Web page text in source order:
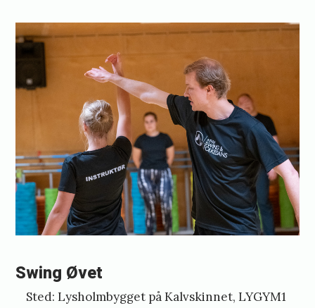
i
n
d
l
s
g
d
Swing Øvet
Sted: Lysholmbygget på Kalvskinnet, LYGYM1